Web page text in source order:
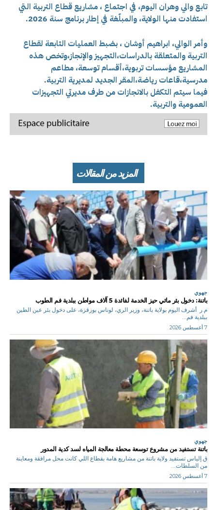
تابع والي وهران اليوم، في اجتماع ، مشاريع قطاع التربية التي
استفادت منها الولاية، والمبلّغة في إطار برنامج سنة 2026.
وأمر الوالي، ابراهيم أوشان ، بضبط العمليات التابعة لقطاع
التربية والمتعلقة بالدراسات،التجهيز والإنجاز،وتخص هذه
المشاريع مؤسسات تربوية،أقسام توسعة، مطاعم
مدرسية،قاعات رياضة،المقر الجديد لمديرية التربية.
فيما سيتم التكفل بالانجازات من طرف مديرتي التجهيزات
العمومية والتربية.
المزيد من المقالات
جهوي
باتنة: دخول بئر مائي حيز الخدمة لفائدة 5 آلاف مواطن ببلدية فم الطوب
م.ر أشرف اليوم بولاية باتنة، وزير الري، لوناس بوزقزة، على دخول بئر عين الطين
ببلدية فم...
7 أغسطس 2026
جهوي
باتنة تستفيد من مشروع توسعة محطة معالجة المياه لسد كدية المدور
ق.إلياس تستفيد ولاية باتنة من مشاريع هامة بقطاع اللي كانت محل مرافقة ومعاينة
من السلطات...
7 أغسطس 2026